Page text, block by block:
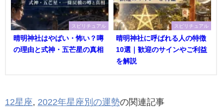
スピリチュアル
晴明神社はやばい・怖い？噂
の理由と式神・五芒星の真相
スピリチュアル
晴明神社に呼ばれる人の特徴
10選｜歓迎のサインやご利益
を解説
12星座 2022年星座別の運勢の関連記事